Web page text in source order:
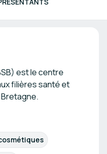
est le centre
filières santé et